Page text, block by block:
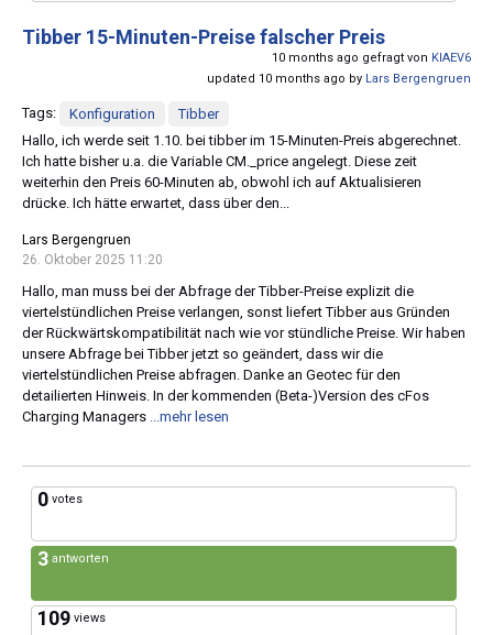
Tibber 15-Minuten-Preise falscher Preis
10 months ago gefragt von KIAEV6
updated 10 months ago by Lars Bergengruen
Tags: Konfiguration
Tibber
Hallo, ich werde seit 1.10. bei tibber im 15-Minuten-Preis abgerechnet.
Ich hatte bisher u.a. die Variable CM._price angelegt. Diese zeit
weiterhin den Preis 60-Minuten ab, obwohl ich auf Aktualisieren
drücke. Ich hätte erwartet, dass über den...
Lars Bergengruen
26. Oktober 2025 11:20
Hallo, man muss bei der Abfrage der Tibber-Preise explizit die
viertelstündlichen Preise verlangen, sonst liefert Tibber aus Gründen
der Rückwärtskompatibilität nach wie vor stündliche Preise. Wir haben
unsere Abfrage bei Tibber jetzt so geändert, dass wir die
viertelstündlichen Preise abfragen. Danke an Geotec für den
detailierten Hinweis. In der kommenden (Beta-)Version des cFos
Charging Managers
...mehr lesen
0 votes
3 antworten
109 views